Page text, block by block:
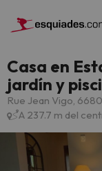
Casa en
jardín y
Rue Jean Vigo,
A 237.7 m del